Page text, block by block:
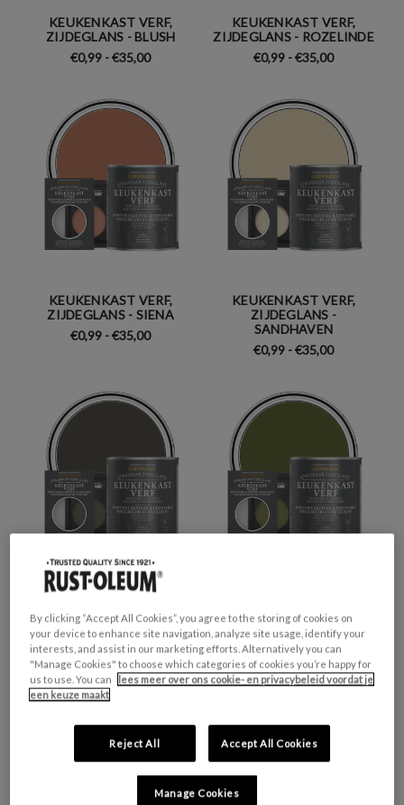
KEUKENKAST VERF,
ZIJDEGLANS - BLUSH
€0,99 - €35,00
KEUKENKAST VERF,
ZIJDEGLANS - ROZELINDE
€0,99 - €35,00
KEUKENKAST VERF,
ZIJDEGLANS - SIENA
€0,99 - €35,00
KEUKENKAST VERF,
ZIJDEGLANS -
SANDHAVEN
€0,99 - €35,00
KEUKENKAST VERF,
€0,99 - €35,00
€0,99 - €35,00
By clicking “Accept All Cookies”, you agree to the storing of cookies on
your device to enhance site navigation, analyze site usage, identify your
interests, and assist in our marketing efforts. Alternatively you can
"Manage Cookies" to choose which categories of cookies you’re happy for
us to use. You can
lees meer over ons cookie- en privacybeleid voordat je
een keuze maakt
Reject All Accept All Cookies
Manage Cookies